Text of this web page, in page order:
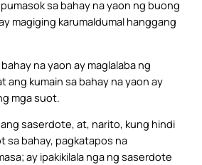
sa bahay na yaon ng buong
magiging karumaldumal hanggang
na yaon ay maglalaba ng
ang kumain sa bahay na yaon ay
mga suot.
saserdote, at, narito, kung hindi
sa bahay, pagkatapos na
ay ipakikilala nga ng saserdote